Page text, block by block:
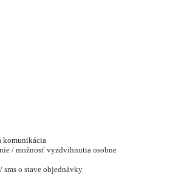
komunikácia
/ možnosť vyzdvihnutia osobne
o stave objednávky